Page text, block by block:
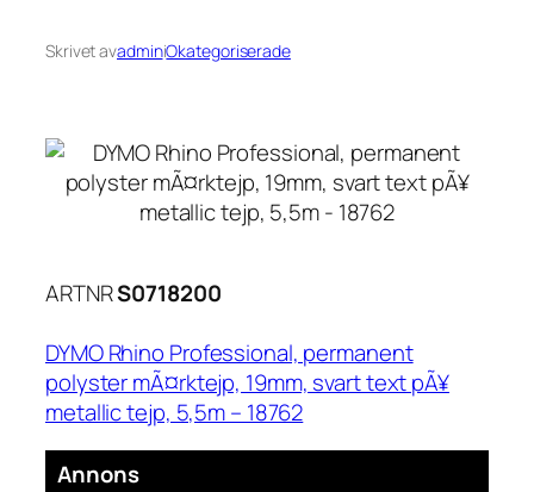
Skrivet avadminiOkategoriserade
ARTNRS0718200
DYMO Rhino Professional, permanent
polyster mÃ¤rktejp, 19mm, svart text pÃ¥
metallic tejp, 5,5m – 18762
Annons